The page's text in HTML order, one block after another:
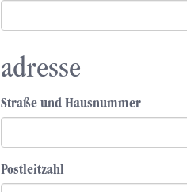
adresse
Straße und Hausnummer
Postleitzahl